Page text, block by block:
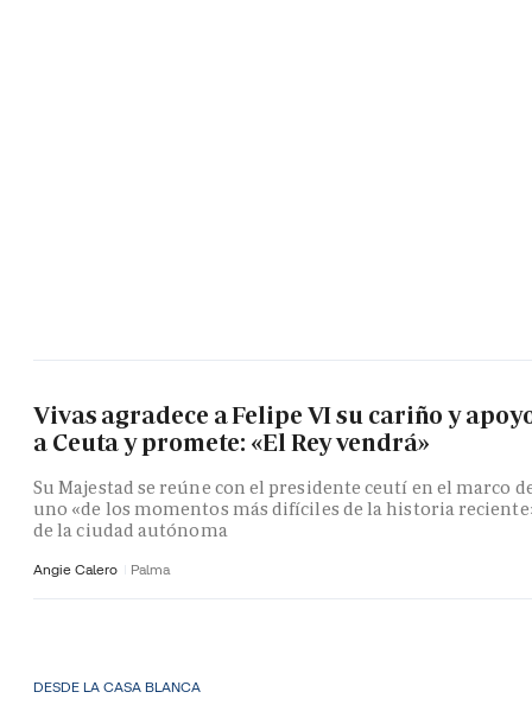
Vivas agradece a Felipe VI su cariño y
a Ceuta y promete: «El Rey vendrá»
Su Majestad se reúne con el presidente ceutí en el marco
uno «de los momentos más difíciles de la historia
de la ciudad autónoma
Angie Calero Palma
DESDE LA CASA BLANCA